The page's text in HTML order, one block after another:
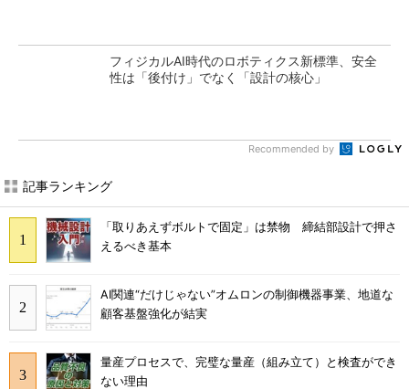
フィジカルAI時代のロボティクス新標準、安全
性は「後付け」でなく「設計の核心」
Recommended by
記事ランキング
「取りあえずボルトで固定」は禁物 締結部設計で押さ
えるべき基本
AI関連“だけじゃない”オムロンの制御機器事業、地道な
顧客基盤強化が結実
量産プロセスで、完璧な量産（組み立て）と検査ができ
ない理由